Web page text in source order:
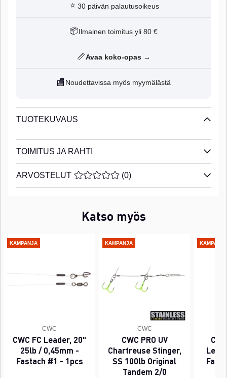
⭐ 30 päivän palautusoikeus
📦 Ilmainen toimitus yli 80 €
📏Avaa koko-opas →
🏬 Noudettavissa myös myymälästä
TUOTEKUVAUS
TOIMITUS JA RAHTI
ARVOSTELUT KESKIARVOLUOKITUS 0 / 5
(0)
Katso myös
KAMPANJA
CWC
CWC FC Leader, 20"
25lb / 0,45mm -
Fastach #1 - 1pcs
KAMPANJA
CWC
CWC PRO UV
Chartreuse Stinger,
SS 100lb Original
Tandem 2/0